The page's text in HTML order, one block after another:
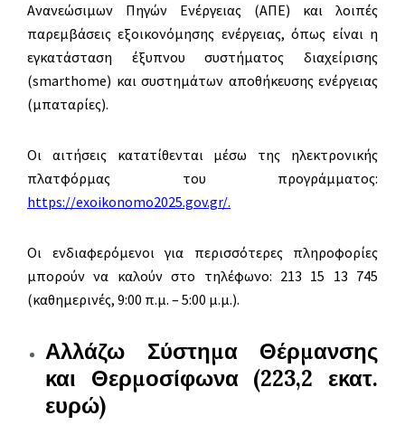
Ανανεώσιμων Πηγών Ενέργειας (ΑΠΕ) και λοιπές
παρεμβάσεις εξοικονόμησης ενέργειας, όπως είναι η
εγκατάσταση έξυπνου συστήματος διαχείρισης
(smarthome) και συστημάτων αποθήκευσης ενέργειας
(μπαταρίες).
Οι αιτήσεις κατατίθενται μέσω της ηλεκτρονικής
πλατφόρμας του προγράμματος:
https://exoikonomo2025.gov.gr/.
Οι ενδιαφερόμενοι για περισσότερες πληροφορίες
μπορούν να καλούν στο τηλέφωνο: 213 15 13 745
(καθημερινές, 9:00 π.μ. – 5:00 μ.μ.).
Αλλάζω Σύστημα Θέρμανσης
και Θερμοσίφωνα (223,2 εκατ.
ευρώ)